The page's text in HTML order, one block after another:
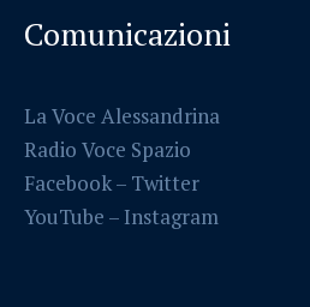
Comunicazioni
La Voce Alessandrina
Radio Voce Spazio
Facebook– Twitter
YouTube – Instagram